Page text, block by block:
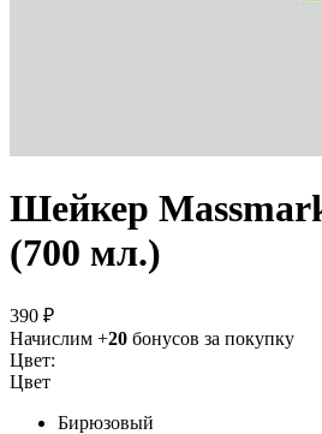
Шейкер
(700 мл.)
390 ₽
Начислим +20 бонусов за покупку
Цвет:
Цвет
Бирюзовый